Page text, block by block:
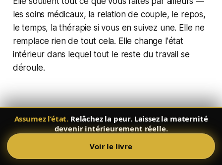
les soins médicaux, la relation de couple, le repos,
le temps, la thérapie si vous en suivez une. Elle ne
remplace rien de tout cela. Elle change l'état
intérieur dans lequel tout le reste du travail se
déroule.
Idées fausses courantes sur la
manifestation d'une grossesse
Idée fausse 1 : Si vous croyiez vraiment, vous
Assumez l’état. Relâchez la peur. Laissez la maternité
devenir intérieurement réelle.
Voir le livre